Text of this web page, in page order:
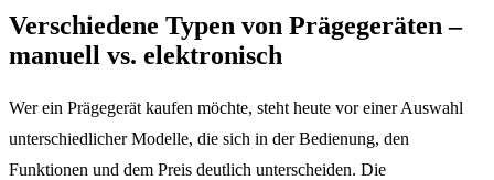
Verschiedene Typen von Prägegeräten –
manuell vs. elektronisch
Wer ein Prägegerät kaufen möchte, steht heute vor einer Auswahl
unterschiedlicher Modelle, die sich in der Bedienung, den
Funktionen und dem Preis deutlich unterscheiden. Die